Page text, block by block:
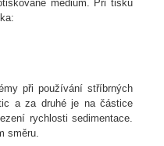
médium. Při tisku
při používání stříbrných
a za druhé je na částice
rychlosti sedimentace.
směru.